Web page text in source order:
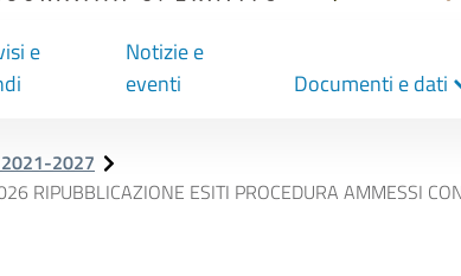
e
Notizie e
eventi
Documenti e dati
2027
RIPUBBLICAZIONE ESITI PROCEDURA AMMESSI